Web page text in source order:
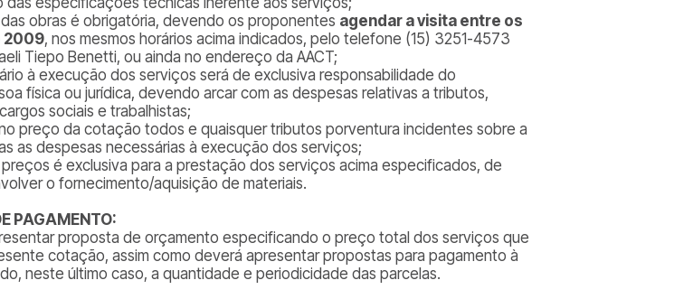
obras é obrigatória, devendo os proponentes agendar a visita entre os
2009, nos mesmos horários acima indicados, pelo telefone (15) 3251-4573
Tiepo Benetti, ou ainda no endereço da AACT;
à execução dos serviços será de exclusiva responsabilidade do
física ou jurídica, devendo arcar com as despesas relativas a tributos,
sociais e trabalhistas;
preço da cotação todos e quaisquer tributos porventura incidentes sobre a
as despesas necessárias à execução dos serviços;
é exclusiva para a prestação dos serviços acima especificados, de
o fornecimento/aquisição de materiais.
PAGAMENTO:
proposta de orçamento especificando o preço total dos serviços que
cotação, assim como deverá apresentar propostas para pagamento à
neste último caso, a quantidade e periodicidade das parcelas.